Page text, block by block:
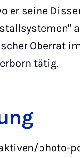
er seine
Oberrat
tätig.
photo-